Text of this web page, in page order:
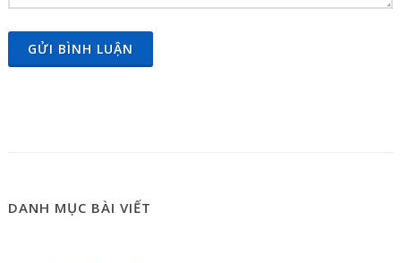
GỬI BÌNH LUẬN
DANH MỤC BÀI VIẾT